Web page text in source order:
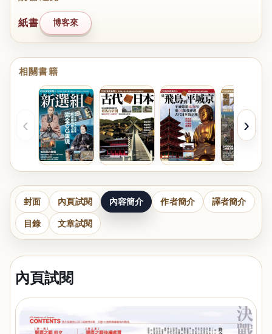
紙書 博客來
相關書籍
‹ ›
封面 內頁試閱 內容簡介 作者簡介 譯者簡介
目錄 文章試閱
內頁試閱